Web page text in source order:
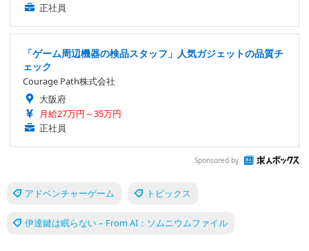
正社員
「ゲーム周辺機器の検品スタッフ」人気ガジェットの品質チ
ェック
Courage Path株式会社
大阪府
月給27万円～35万円
正社員
Sponsored by
アドベンチャーゲーム トピックス
伊達鍵は眠らない – From AI：ソムニウムファイル